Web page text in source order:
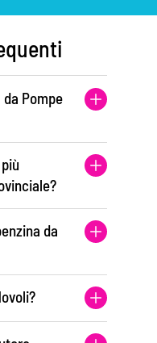
Pompe
da